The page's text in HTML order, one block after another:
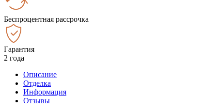
Беспроцентная рассрочка
Гарантия
2 года
Описание
Отделка
Информация
Отзывы